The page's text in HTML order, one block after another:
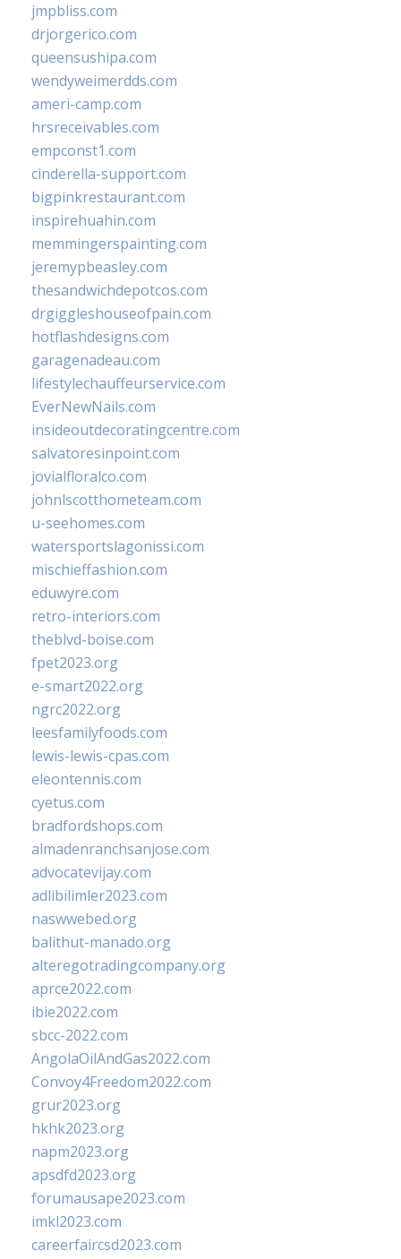
jmpbliss.com
drjorgerico.com
queensushipa.com
wendyweimerdds.com
ameri-camp.com
hrsreceivables.com
empconst1.com
cinderella-support.com
bigpinkrestaurant.com
inspirehuahin.com
memmingerspainting.com
jeremypbeasley.com
thesandwichdepotcos.com
drgiggleshouseofpain.com
hotflashdesigns.com
garagenadeau.com
lifestylechauffeurservice.com
EverNewNails.com
insideoutdecoratingcentre.com
salvatoresinpoint.com
jovialfloralco.com
johnlscotthometeam.com
u-seehomes.com
watersportslagonissi.com
mischieffashion.com
eduwyre.com
retro-interiors.com
theblvd-boise.com
fpet2023.org
e-smart2022.org
ngrc2022.org
leesfamilyfoods.com
lewis-lewis-cpas.com
eleontennis.com
cyetus.com
bradfordshops.com
almadenranchsanjose.com
advocatevijay.com
adlibilimler2023.com
naswwebed.org
balithut-manado.org
alteregotradingcompany.org
aprce2022.com
ibie2022.com
sbcc-2022.com
AngolaOilAndGas2022.com
Convoy4Freedom2022.com
grur2023.org
hkhk2023.org
napm2023.org
apsdfd2023.org
forumausape2023.com
imkl2023.com
careerfaircsd2023.com